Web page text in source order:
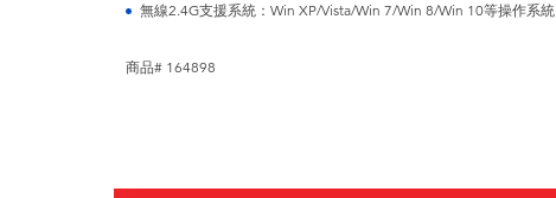
無線2.4G支援系統：Win XP/Vista/Win 7/Win 8/Win 10等操作系統
商品# 164898